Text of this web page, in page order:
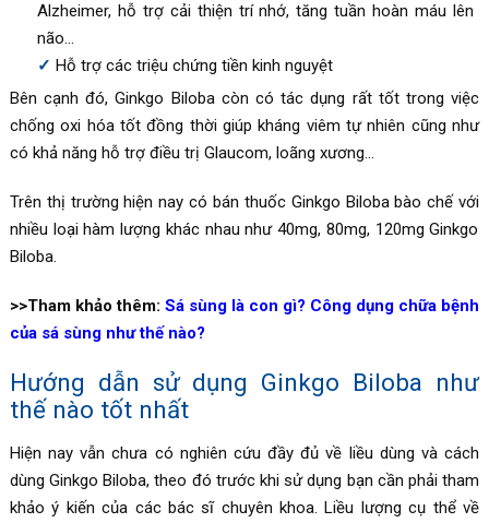
Alzheimer, hỗ trợ cải thiện trí nhớ, tăng tuần hoàn máu lên
não…
Hỗ trợ các triệu chứng tiền kinh nguyệt
Bên cạnh đó, Ginkgo Biloba còn có tác dụng rất tốt trong việc
chống oxi hóa tốt đồng thời giúp kháng viêm tự nhiên cũng như
có khả năng hỗ trợ điều trị Glaucom, loãng xương…
Trên thị trường hiện nay có bán thuốc Ginkgo Biloba bào chế với
nhiều loại hàm lượng khác nhau như 40mg, 80mg, 120mg Ginkgo
Biloba.
>>Tham khảo thêm: Sá sùng là con gì? Công dụng chữa bệnh
của sá sùng như thế nào?
Hướng dẫn sử dụng Ginkgo Biloba như
thế nào tốt nhất
Hiện nay vẫn chưa có nghiên cứu đầy đủ về liều dùng và cách
dùng Ginkgo Biloba, theo đó trước khi sử dụng bạn cần phải tham
khảo ý kiến của các bác sĩ chuyên khoa. Liều lượng cụ thể về